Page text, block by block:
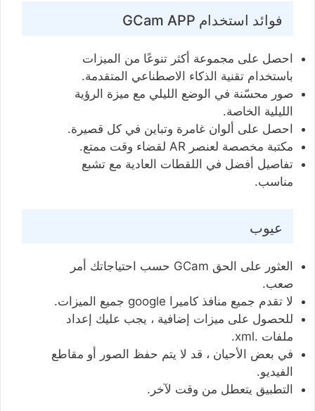
فوائد استخدام GCam APP
احصل على مجموعة أكثر تنوعًا من الميزات
باستخدام تقنية الذكاء الاصطناعي المتقدمة.
صور محسّنة في الوضع الليلي مع ميزة الرؤية
الليلية الخاصة.
احصل على ألوان غامرة وتباين في كل قصيرة.
مكتبة مخصصة لعنصر AR لقضاء وقت ممتع.
تفاصيل أفضل في اللقطات العادية مع تشبع
مناسب.
عيوب
العثور على الحق GCam حسب احتياجاتك أمر
صعب.
لا تقدم جميع منافذ كاميرا google جميع الميزات.
للحصول على ميزات إضافية ، يجب عليك إعداد
ملفات .xml.
في بعض الأحيان ، قد لا يتم حفظ الصور أو مقاطع
الفيديو.
التطبيق يتعطل من وقت لآخر.